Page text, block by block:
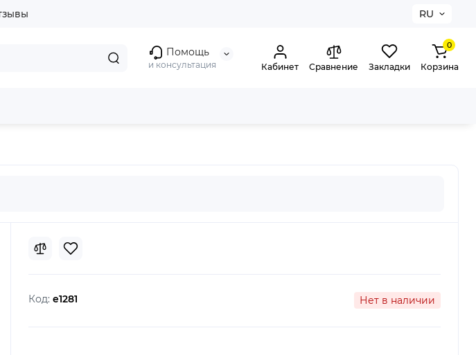
RU
Помощь
и консультация Кабинет Сравнение Закладки
0
Корзина
Код: e1281 Нет в наличии